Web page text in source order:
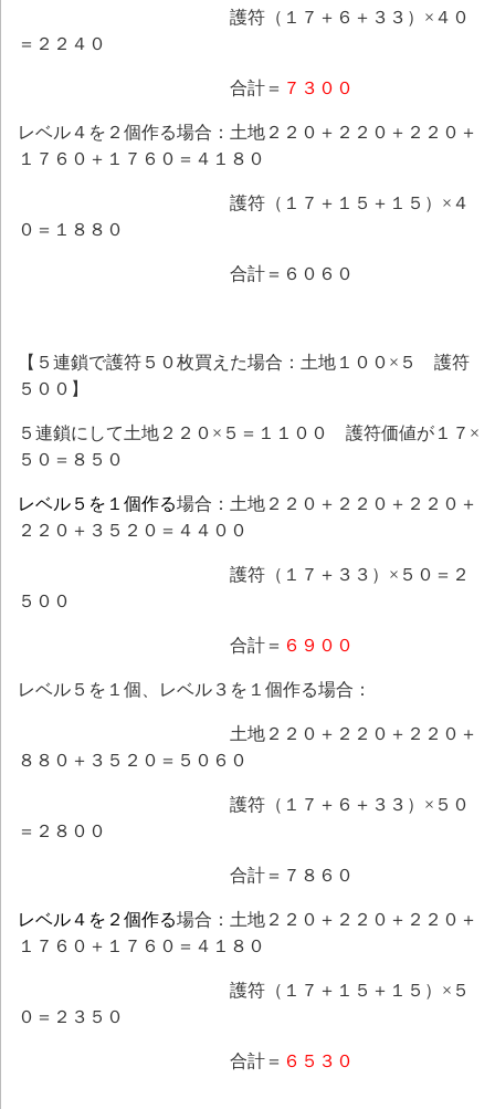
護符（１７＋６＋３３）×４０
＝２２４０
合計＝ ７３００
レベル４を２個作る場合：土地２２０＋２２０＋２２０＋
１７６０＋１７６０＝４１８０
護符（１７＋１５＋１５）×４
０＝１８８０
合計＝６０６０
【５連鎖で護符５０枚買えた場合：土地１００×５ 護符
５００】
５連鎖にして土地２２０×５＝１１００ 護符価値が１７×
５０＝８５０
レベル５を１個作る場合：土地２２０＋２２０＋２２０＋
２２０＋３５２０＝４４００
護符（１７＋３３）×５０＝２
５００
合計＝ ６９００
レベル５を１個、レベル３を１個作る場合：
土地２２０＋２２０＋２２０＋
８８０＋３５２０＝５０６０
護符（１７＋６＋３３）×５０
＝２８００
合計＝７８６０
レベル４を２個作る場合：土地２２０＋２２０＋２２０＋
１７６０＋１７６０＝４１８０
護符（１７＋１５＋１５）×５
０＝２３５０
合計＝ ６５３０